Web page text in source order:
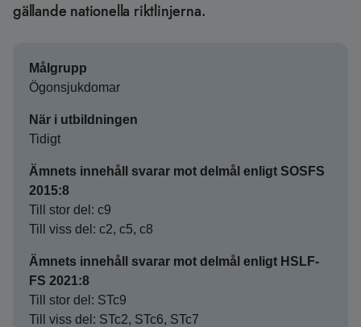
gällande nationella riktlinjerna.
Målgrupp
Ögonsjukdomar
När i utbildningen
Tidigt
Ämnets innehåll svarar mot delmål enligt SOSFS
2015:8
Till stor del: c9
Till viss del: c2, c5, c8
Ämnets innehåll svarar mot delmål enligt HSLF-
FS 2021:8
Till stor del: STc9
Till viss del: STc2, STc6, STc7